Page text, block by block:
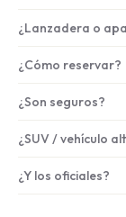
¿Lanzadera o
¿Cómo reservar?
¿Son seguros?
¿SUV / vehículo
¿Y los oficiales?